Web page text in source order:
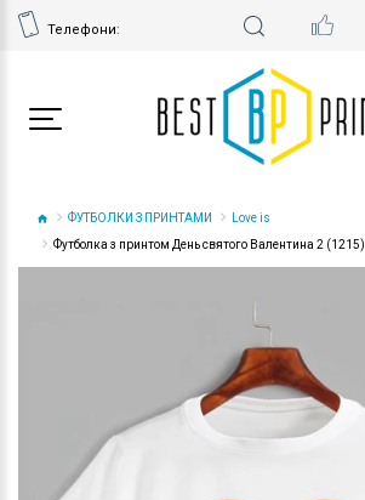
Телефони:
ФУТБОЛКИ З ПРИНТАМИ
Love is
Футболка з принтом День святого Валентина 2 (1215)